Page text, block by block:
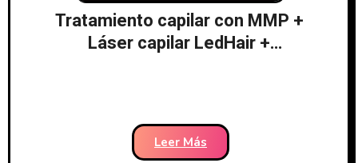
Tratamiento capilar con MMP +
Láser capilar LedHair +
Leer Más